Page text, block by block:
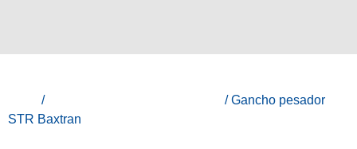
/
/ Gancho pesador
STR Baxtran